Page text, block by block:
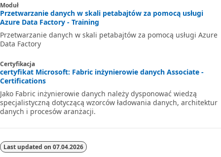
Moduł
Przetwarzanie danych w skali petabajtów za pomocą usługi
Azure Data Factory - Training
Przetwarzanie danych w skali petabajtów za pomocą usługi Azure
Data Factory
Certyfikacja
certyfikat Microsoft: Fabric inżynierowie danych Associate -
Certifications
Jako Fabric inżynierowie danych należy dysponować wiedzą
specjalistyczną dotyczącą wzorców ładowania danych, architektur
danych i procesów aranżacji.
Last updated on 07.04.2026